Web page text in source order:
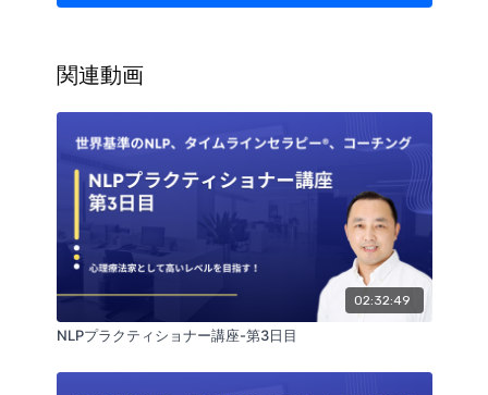
能性があります。ご自身の学習目的の範囲でご利用く
関連動画
02:32:49
NLPプラクティショナー講座-第3日目